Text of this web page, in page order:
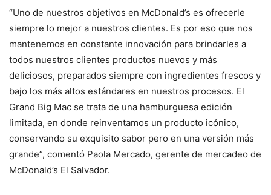
“Uno de nuestros objetivos en McDonald’s es ofrecerle
siempre lo mejor a nuestros clientes. Es por eso que nos
mantenemos en constante innovación para brindarles a
todos nuestros clientes productos nuevos y más
deliciosos, preparados siempre con ingredientes frescos y
bajo los más altos estándares en nuestros procesos. El
Grand Big Mac se trata de una hamburguesa edición
limitada, en donde reinventamos un producto icónico,
conservando su exquisito sabor pero en una versión más
grande”, comentó Paola Mercado, gerente de mercadeo de
McDonald’s El Salvador.